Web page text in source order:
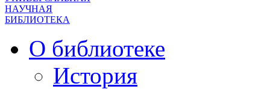
НАУЧНАЯ
БИБЛИОТЕКА
О библиотеке
История